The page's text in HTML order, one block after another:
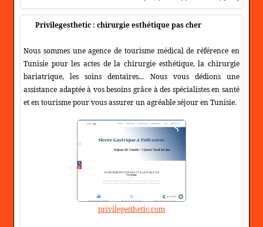
Privilegesthetic : chirurgie esthétique pas cher
Nous sommes une agence de tourisme médical de référence en
Tunisie pour les actes de la chirurgie esthétique, la chirurgie
bariatrique, les soins dentaires... Nous vous dédions une
assistance adaptée à vos besoins grâce à des spécialistes en santé
et en tourisme pour vous assurer un agréable séjour en Tunisie.
privilegesthetic.com